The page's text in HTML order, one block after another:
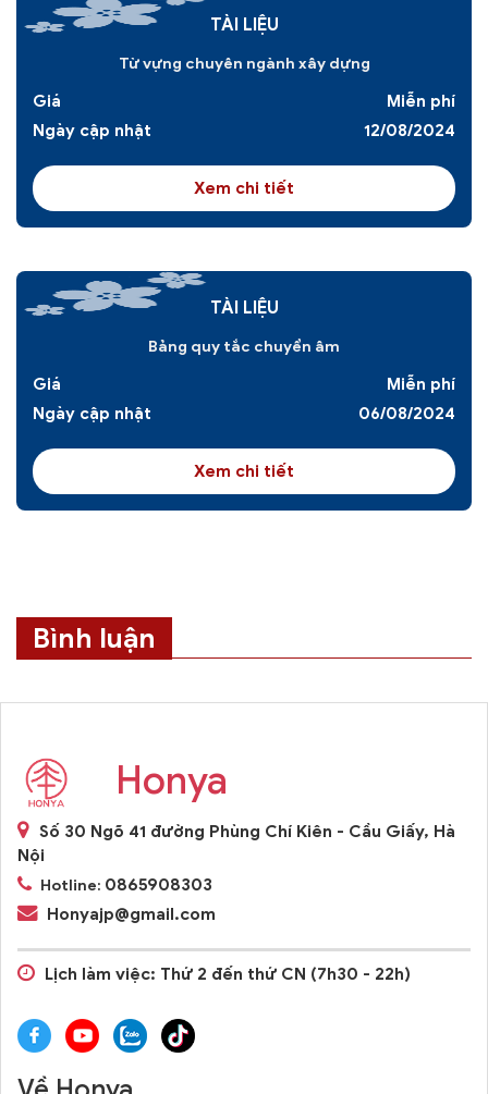
TÀI LIỆU
Từ vựng chuyên ngành xây dựng
Giá
Miễn phí
Ngày cập nhật
12/08/2024
Xem chi tiết
TÀI LIỆU
Bảng quy tắc chuyển âm
Giá
Miễn phí
Ngày cập nhật
06/08/2024
Xem chi tiết
Bình luận
Honya
Số 30 Ngõ 41 đường Phùng Chí Kiên - Cầu Giấy, Hà
Nội
Hotline: 0865908303
Honyajp@gmail.com
Lịch làm việc: Thứ 2 đến thứ CN (7h30 - 22h)